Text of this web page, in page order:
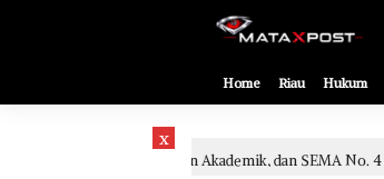
[gnpub_google_news_follow]
Home Riau Hukum
x
Akademik, dan SEMA No. 4 Tahun 2010 Diabaikan